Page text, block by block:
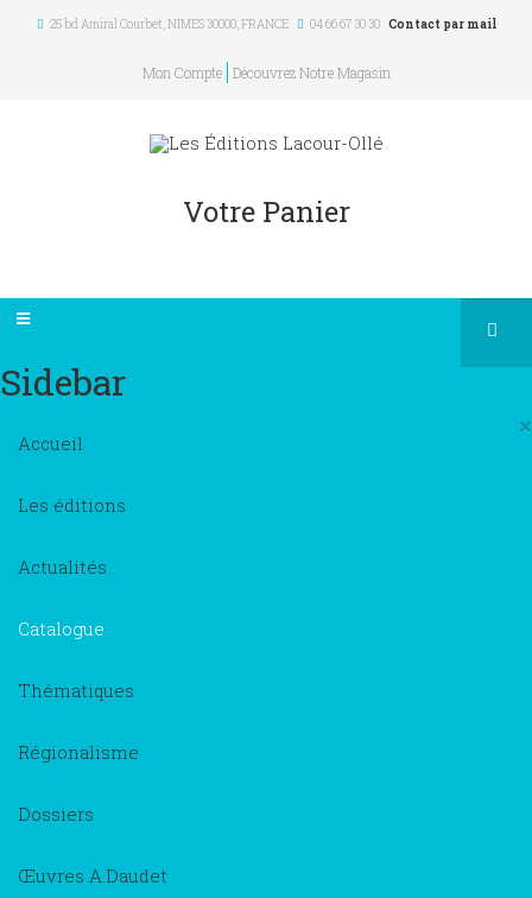
25 bd Amiral Courbet, NIMES 30000,FRANCE 04 66 67 30 30 Contact par mail
Mon Compte Découvrez Notre Magasin
Votre Panier
Sidebar
×
Accueil
Les éditions
Actualités
Catalogue
Thématiques
Régionalisme
Dossiers
Œuvres A.Daudet